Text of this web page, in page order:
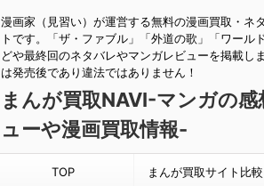
漫画家（見習い）が運営する無料の漫画買取・ネ
トです。「ザ・ファブル」「外道の歌」「ワール
どや最終回のネタバレやマンガレビューを掲載し
は発売後であり違法ではありません！
まんが買取NAVI-マンガの感
ューや漫画買取情報-
TOP まんが買取サイト比較